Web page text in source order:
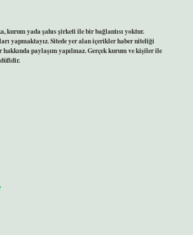
kurum yada şahıs şirketi ile bir bağlantısı yoktur.
yapmaktayız. Sitede yer alan içerikler haber niteliği
hakkında paylaşım yapılmaz. Gerçek kurum ve kişiler ile